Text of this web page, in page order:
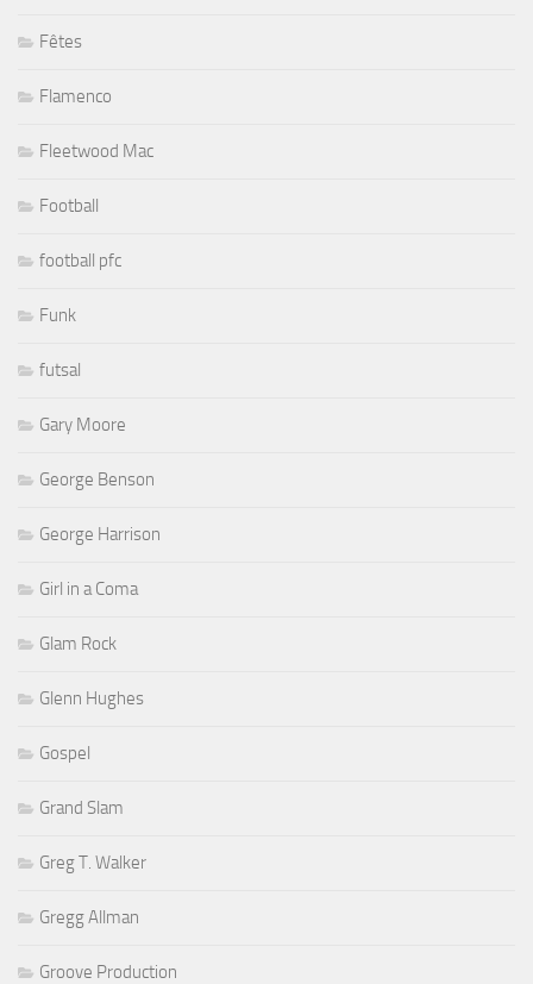
Fêtes
Flamenco
Fleetwood Mac
Football
football pfc
Funk
futsal
Gary Moore
George Benson
George Harrison
Girl in a Coma
Glam Rock
Glenn Hughes
Gospel
Grand Slam
Greg T. Walker
Gregg Allman
Groove Production